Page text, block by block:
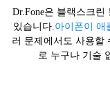
Dr.Fone은 블랙스크
있습니다. 아이폰이 애
러 문제에서도 사용할
로 누구나 기술